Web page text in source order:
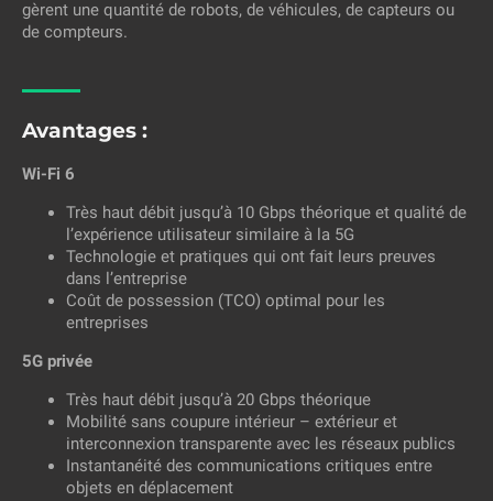
gèrent une quantité de robots, de véhicules, de capteurs ou
de compteurs.
Avantages :
Wi-Fi 6
Très haut débit jusqu’à 10 Gbps théorique et qualité de
l’expérience utilisateur similaire à la 5G
Technologie et pratiques qui ont fait leurs preuves
dans l’entreprise
Coût de possession (TCO) optimal pour les
entreprises
5G privée
Très haut débit jusqu’à 20 Gbps théorique
Mobilité sans coupure intérieur – extérieur et
interconnexion transparente avec les réseaux publics
Instantanéité des communications critiques entre
objets en déplacement